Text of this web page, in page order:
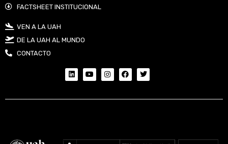
FACTSHEET INSTITUCIONAL
VEN A LA UAH
DE LA UAH AL MUNDO
CONTACTO